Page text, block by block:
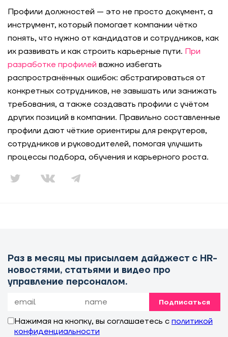
Профили должностей — это не просто документ, а
инструмент, который помогает компании чётко
понять, что нужно от кандидатов и сотрудников, как
их развивать и как строить карьерные пути. При
разработке профилей важно избегать
распространённых ошибок: абстрагироваться от
конкретных сотрудников, не завышать или занижать
требования, а также создавать профили с учётом
других позиций в компании. Правильно составленные
профили дают чёткие ориентиры для рекрутеров,
сотрудников и руководителей, помогая улучшить
процессы подбора, обучения и карьерного роста.
Раз в месяц мы присылаем дайджест с HR-
новостями, статьями и видео про
управление персоналом.
Подписаться
Нажимая на кнопку, вы соглашаетесь с политикой
конфиденциальности